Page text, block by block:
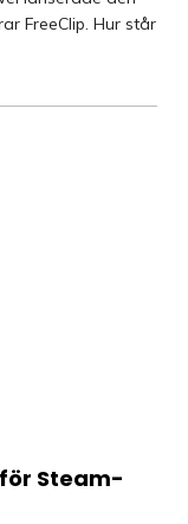
FreeClip. Hur står
Steam-